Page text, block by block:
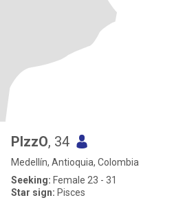
PlzzO, 34
Medellín, Antioquia, Colombia
Seeking: Female 23 - 31
Star sign: Pisces